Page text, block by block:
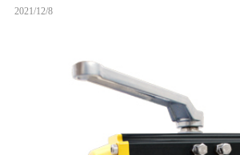
2021/12/8